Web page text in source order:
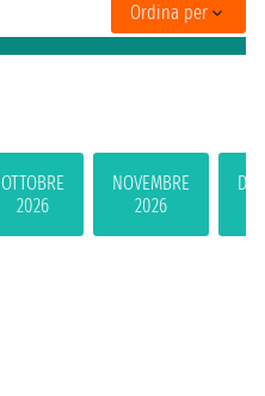
OTTOBRE
2026
NOVEMBRE
2026
Ordina per